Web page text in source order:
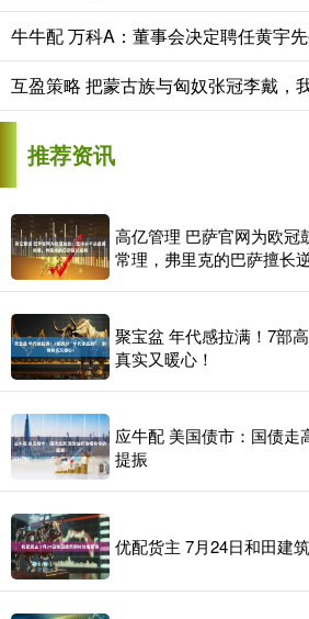
牛牛配 万科A：董事会决定聘任黄宇
互盈策略 把蒙古族与匈奴张冠李戴，
推荐资讯
高亿管理 巴萨官网为欧冠
常理，弗里克的巴萨擅长
聚宝盆 年代感拉满！7部
真实又暖心！
应牛配 美国债市：国债走
提振
优配货主 7月24日和田建